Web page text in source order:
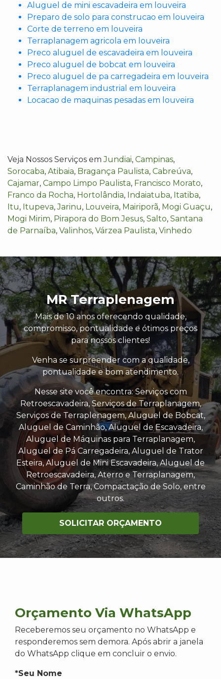
Aluguel de mini escavadeira em louveira
Preparo de solo para construcao em louveira
Corte de terreno em louveira
Terraplanagem agricola em louveira
Preco aluguel de escavadeira em louveira
Preco aluguel de bobcat em louveira
Preco aluguel de pa carregadeira em louveira
Terraplanagem industrial em louveira
Locacao de maquinas pesadas em louveira
Veja Nossos Serviços emJundiai, Campinas,
Sorocaba, Atibaia, Bragança Paulista, Cabreúva,
Cajamar, Campo Limpo Paulista, Francisco Morato,
Franco da Rocha, Hortolândia, Indaiatuba, Itatiba,
Itu, Itupeva,Jarinu, Louveira, Mairiporã, Mogi Guaçu,
Mogi Mirim, Pirapora do Bom Jesus, Salto, Santana
de Parnaíba, Valinhos, Várzea Paulista, Vinhedo
MR Terraplenagem
Mais de 10 anos oferecendo qualidade,
compromisso, pontualidade e ótimos preços
para nossos clientes!
Venha se surpreender com a qualidade,
pontualidade e bom atendimento.
Nesse site você encontra: Serviços com
Retroescavadeira, Serviços de Terraplanagem,
Serviços de Terraplenagem, Aluguel de Bobcat,
Aluguel de Caminhão, Aluguel de Escavadeira,
Aluguel de Máquinas para Terraplanagem,
Aluguel de Pá Carregadeira, Aluguel de Trator
Esteira, Aluguel de Mini Escavadeira, Aluguel de
Retroescavadeira, Aterro e Terraplanagem,
Caminhão de Terra, Compactação de Solo, entre
outros.
SOLICITAR ORÇAMENTO
Orçamento Via WhatsApp
Receberemos seu orçamento no WhatsApp e
responderemos sem demora. Após abrir a janela
do WhatsApp clique em concluir o envio.
*Seu Nome